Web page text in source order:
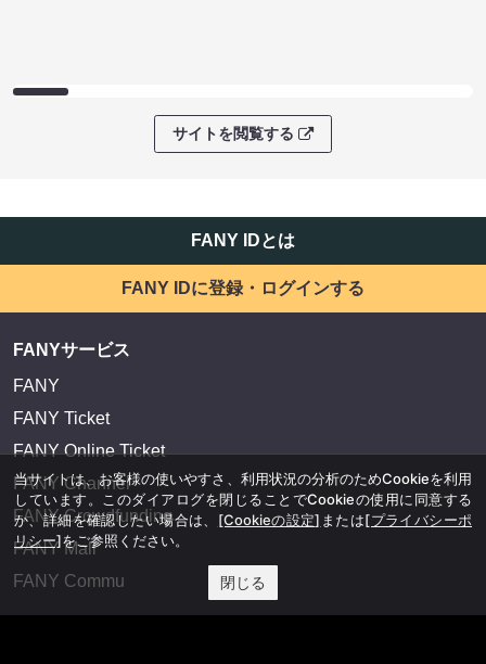
サイトを閲覧する
FANY IDとは
FANY IDに登録・ログインする
FANYサービス
FANY
FANY Ticket
FANY Online Ticket
FANY Channel
FANY Crowdfunding
FANY Mall
FANY Commu
当サイトは、お客様の使いやすさ、利用状況の分析のためCookieを利用
しています。このダイアログを閉じることでCookieの使用に同意する
か、詳細を確認したい場合は、 [Cookieの設定] または[プライバシーポ
リシー]をご参照ください。
閉じる